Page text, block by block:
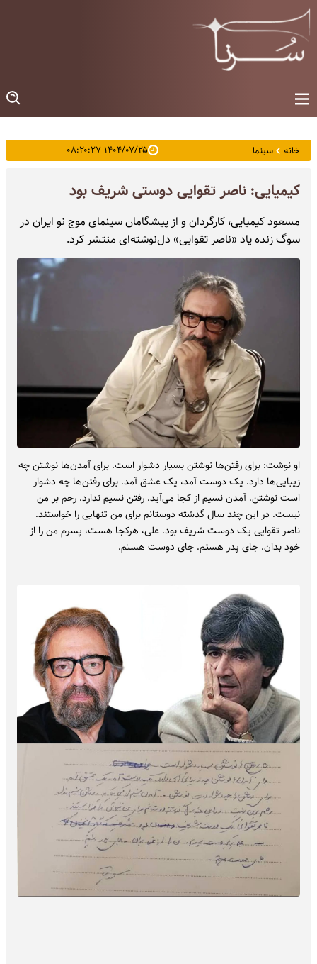
خانه سینما ۱۴۰۴/۰۷/۲۵ ۰۸:۲۰:۲۷
کیمیایی: ناصر تقوایی دوستی شریف بود
مسعود کیمیایی، کارگردان و از پیشگامان سینمای موج نو ایران در
سوگ زنده یاد «ناصر تقوایی» دل‌نوشته‌ای منتشر کرد.
او نوشت: برای رفتن‌ها نوشتن بسیار دشوار است. برای آمدن‌ها نوشتن چه
زیبایی‌ها دارد. یک دوست آمد، یک عشق آمد. برای رفتن‌ها چه دشوار
است نوشتن. آمدن نسیم از کجا می‌آید. رفتن نسیم ندارد. رحم بر من
نیست. در این چند سال گذشته دوستانم برای من تنهایی را خواستند.
ناصر تقوایی یک دوست شریف بود. علی، هرکجا هست، پسرم من را از
خود بدان. جای پدر هستم. جای دوست هستم.